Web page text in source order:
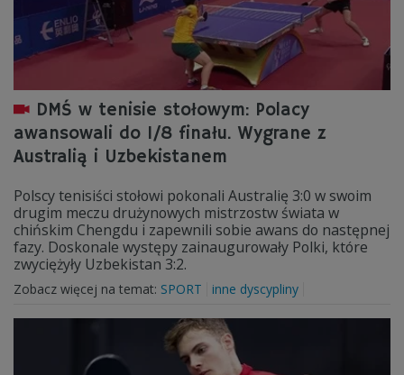
DMŚ w tenisie stołowym: Polacy
awansowali do 1/8 finału. Wygrane z
Australią i Uzbekistanem
Polscy tenisiści stołowi pokonali Australię 3:0 w swoim
drugim meczu drużynowych mistrzostw świata w
chińskim Chengdu i zapewnili sobie awans do następnej
fazy. Doskonale występy zainaugurowały Polki, które
zwyciężyły Uzbekistan 3:2.
Zobacz więcej na temat: SPORT inne dyscypliny